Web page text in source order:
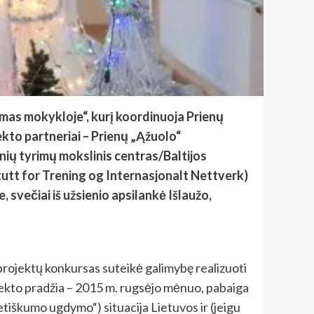
mokykloje“, kurį koordinuoja Prienų
partneriai – Prienų „Ąžuolo“
tyrimų mokslinis centras/Baltijos
for Trening og Internasjonalt Nettverk)
iš užsienio apsilankė Išlaužo,
konkursas suteikė galimybę realizuoti
pradžia – 2015 m. rugsėjo mėnuo, pabaiga
ugdymo“) situacija Lietuvos ir (jeigu